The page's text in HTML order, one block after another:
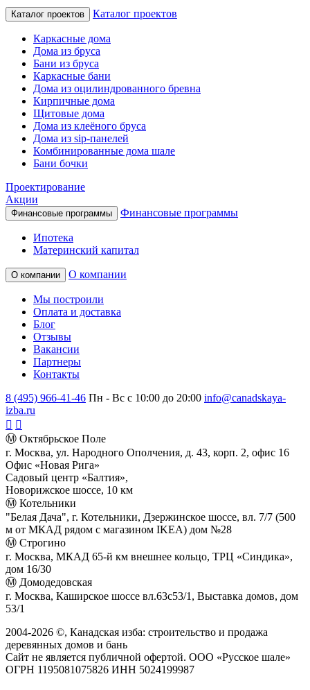
Каталог проектов Каталог проектов
Каркасные дома
Дома из бруса
Бани из бруса
Каркасные бани
Дома из оцилиндрованного бревна
Кирпичные дома
Щитовые дома
Дома из клеёного бруса
Дома из sip-панелей
Комбинированные дома шале
Бани бочки
Проектирование
Акции
Финансовые программы Финансовые программы
Ипотека
Материнский капитал
О компании О компании
Мы построили
Оплата и доставка
Блог
Отзывы
Вакансии
Партнеры
Контакты
8 (495) 966-41-46 Пн - Вс с 10:00 до 20:00 info@canadskaya-
izba.ru
Ⓜ Октябрьское Поле
г. Москва, ул. Народного Ополчения, д. 43, корп. 2, офис 16
Офис «Новая Рига»
Садовый центр «Балтия»,
Новорижское шоссе, 10 км
Ⓜ Котельники
"Белая Дача", г. Котельники, Дзержинское шоссе, вл. 7/7 (500
м от МКАД рядом с магазином IKEA) дом №28
Ⓜ Строгино
г. Москва, МКАД 65-й км внешнее кольцо, ТРЦ «Синдика»,
дом 16/30
Ⓜ Домодедовская
г. Москва, Каширское шоссе вл.63с53/1, Выставка домов, дом
53/1
2004-2026 ©, Канадская изба: строительство и продажа
деревянных домов и бань
Сайт не является публичной офертой. ООО «Русское шале»
ОГРН 1195081075826 ИНН 5024199987